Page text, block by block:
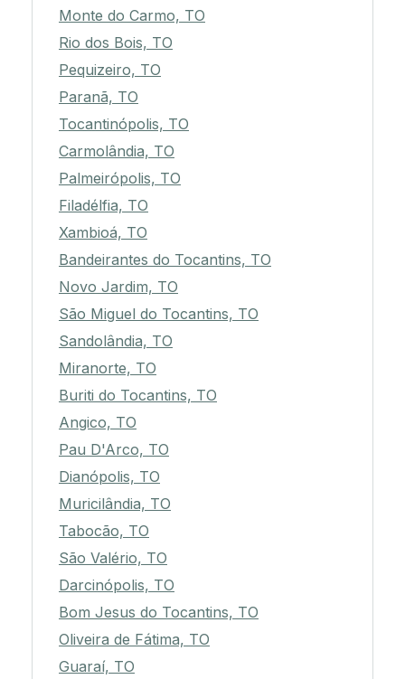
Monte do Carmo, TO
Rio dos Bois, TO
Pequizeiro, TO
Paranã, TO
Tocantinópolis, TO
Carmolândia, TO
Palmeirópolis, TO
Filadélfia, TO
Xambioá, TO
Bandeirantes do Tocantins, TO
Novo Jardim, TO
São Miguel do Tocantins, TO
Sandolândia, TO
Miranorte, TO
Buriti do Tocantins, TO
Angico, TO
Pau D'Arco, TO
Dianópolis, TO
Muricilândia, TO
Tabocão, TO
São Valério, TO
Darcinópolis, TO
Bom Jesus do Tocantins, TO
Oliveira de Fátima, TO
Guaraí, TO